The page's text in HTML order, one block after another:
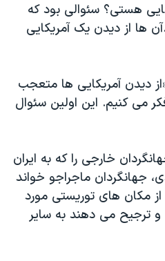
«سی‌پک»
هستی؟ سئوالی بود که
ها از ديدن يک آمريکايی
ديدن آمريکايی ها متعجب
می کنيم. اين اولين سئوال
خارجی را که به ايران
جهانگردان ماجراجو خواند
مکان های توريستی مورد
و ترجيح می دهند به ساير